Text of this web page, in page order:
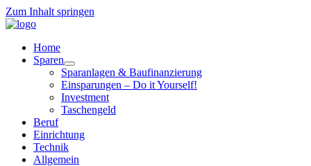
Zum Inhalt springen
Home
Sparen
Sparanlagen & Baufinanzierung
Einsparungen – Do it Yourself!
Investment
Taschengeld
Beruf
Einrichtung
Technik
Allgemein